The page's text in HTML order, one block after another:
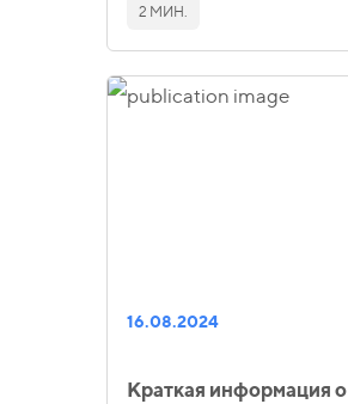
2 МИН.
16.08.2024
Краткая информация о